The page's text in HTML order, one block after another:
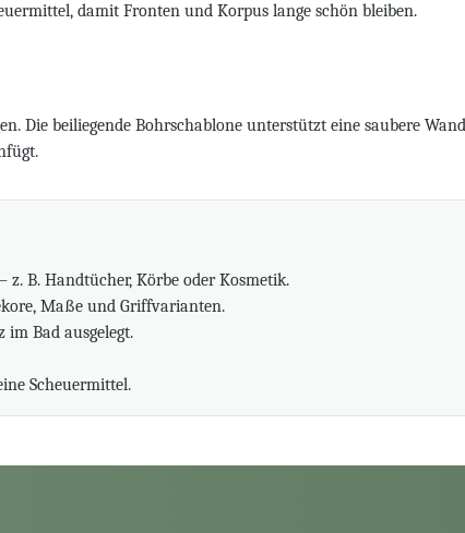
damit Fronten und Korpus lange schön bleiben.
Die beiliegende Bohrschablone unterstützt eine saubere
B. Handtücher, Körbe oder Kosmetik.
Maße und Griffvarianten.
Bad ausgelegt.
Scheuermittel.